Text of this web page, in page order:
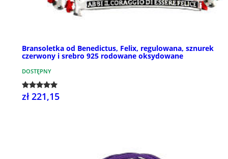
Bransoletka od Benedictus, Felix, regulowana, sznurek
czerwony i srebro 925 rodowane oksydowane
DOSTĘPNY
zł 221,15